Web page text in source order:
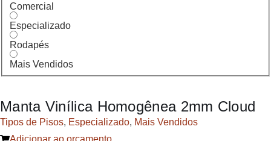
Comercial
Especializado
Rodapés
Mais Vendidos
Manta Vinílica Homogênea 2mm Cloud
Tipos de Pisos, Especializado, Mais Vendidos
Adicionar ao orçamento